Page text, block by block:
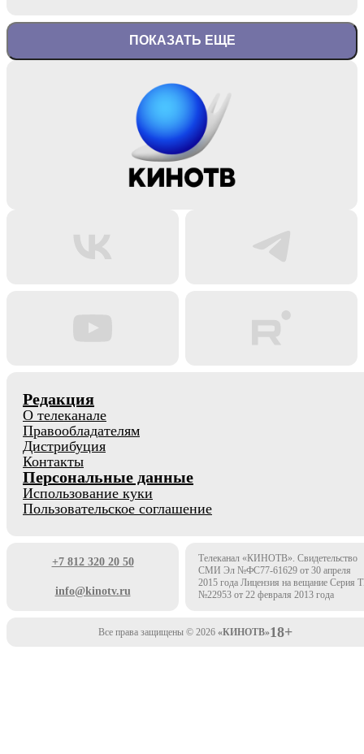
ПОКАЗАТЬ ЕЩЕ
Редакция
О телеканале
Правообладателям
Дистрибуция
Контакты
Персональные данные
Использование куки
Пользовательское соглашение
+7 812 320 20 50
info@kinotv.ru
Телеканал «КИНОТВ». Свидетельство
СМИ Эл №ФС77-61629 от 30 апреля
2015 года Лицензия на вещание Серия
№22953 от 22 февраля 2013 года
Все права защищены © 2026 «КИНОТВ»18+